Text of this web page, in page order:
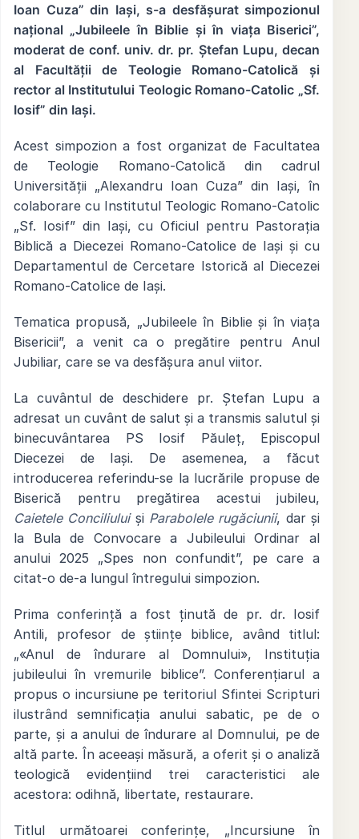
Ioan Cuza” din Iași, s-a desfășurat simpozionul
național „Jubileele în Biblie și în viața Biserici”,
moderat de conf. univ. dr. pr. Ștefan Lupu, decan
al Facultății de Teologie Romano-Catolică și
rector al Institutului Teologic Romano-Catolic „Sf.
Iosif” din Iași.
Acest simpozion a fost organizat de Facultatea
de Teologie Romano-Catolică din cadrul
Universității „Alexandru Ioan Cuza” din Iași, în
colaborare cu Institutul Teologic Romano-Catolic
„Sf. Iosif” din Iași, cu Oficiul pentru Pastorația
Biblică a Diecezei Romano-Catolice de Iași și cu
Departamentul de Cercetare Istorică al Diecezei
Romano-Catolice de Iași.
Tematica propusă, „Jubileele în Biblie și în viața
Bisericii”, a venit ca o pregătire pentru Anul
Jubiliar, care se va desfășura anul viitor.
La cuvântul de deschidere pr. Ștefan Lupu a
adresat un cuvânt de salut și a transmis salutul și
binecuvântarea PS Iosif Păuleț, Episcopul
Diecezei de Iași. De asemenea, a făcut
introducerea referindu-se la lucrările propuse de
Biserică pentru pregătirea acestui jubileu,
Caietele Conciliuluiși Parabolele rugăciunii, dar și
la Bula de Convocare a Jubileului Ordinar al
anului 2025 „Spes non confundit”, pe care a
citat-o de-a lungul întregului simpozion.
Prima conferință a fost ținută de pr. dr. Iosif
Antili, profesor de științe biblice, având titlul:
„«Anul de îndurare al Domnului», Instituția
jubileului în vremurile biblice”. Conferențiarul a
propus o incursiune pe teritoriul Sfintei Scripturi
ilustrând semnificația anului sabatic, pe de o
parte, și a anului de îndurare al Domnului, pe de
altă parte. În aceeași măsură, a oferit și o analiză
teologică evidențiind trei caracteristici ale
acestora: odihnă, libertate, restaurare.
Titlul următoarei conferințe, „Incursiune în